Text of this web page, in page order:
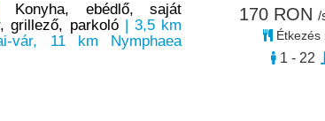
Konyha, ebédlő, saját
grillező, parkoló| 3,5 km
vár, 11 km Nymphaea
170 RON /
Étkezés
1 - 22